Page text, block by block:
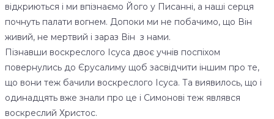
відкриються і ми впізнаємо Його у Писанні, а наші серця
почнуть палати вогнем. Допоки ми не побачимо, що Він
живий, не мертвий і зараз Він з нами.
Пізнавши воскреслого Ісуса двоє учнів поспіхом
повернулись до Єрусалиму щоб засвідчити іншим про те,
що вони теж бачили воскреслого Ісуса. Та виявилось, що і
одинадцять вже знали про це і Симонові теж являвся
воскреслий Христос.